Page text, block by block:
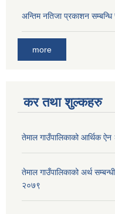
अन्तिम नतिजा प्रकाशन
more
कर तथा शुल्कहरु
तेमाल गाउँपालिकाको आर्थिक
तेमाल गाउँपालिकाको अर्थ
२०७९